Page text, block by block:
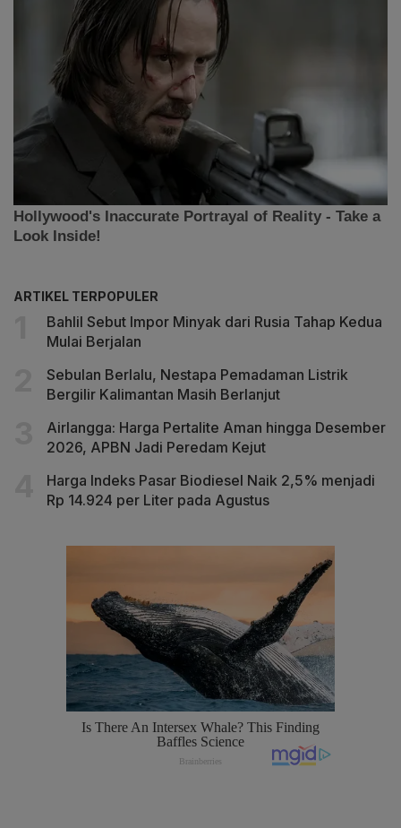
ARTIKEL TERPOPULER
Bahlil Sebut Impor Minyak dari Rusia Tahap Kedua
Mulai Berjalan
Sebulan Berlalu, Nestapa Pemadaman Listrik
Bergilir Kalimantan Masih Berlanjut
Airlangga: Harga Pertalite Aman hingga Desember
2026, APBN Jadi Peredam Kejut
Harga Indeks Pasar Biodiesel Naik 2,5% menjadi
Rp 14.924 per Liter pada Agustus